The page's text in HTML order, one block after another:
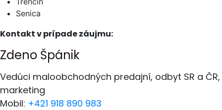
Senica
Kontakt v prípade záujmu:
Zdeno Špánik
Vedúci maloobchodných predajní, odbyt SR a ČR,
marketing
Mobil: +421 918 890 983